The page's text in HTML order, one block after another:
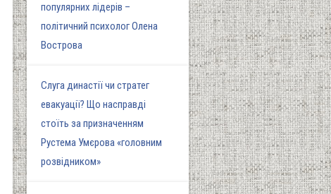
популярних лідерів –
політичний психолог Олена
Вострова
Слуга династії чи стратег
евакуації? Що насправді
стоїть за призначенням
Рустема Умєрова «головним
розвідником»